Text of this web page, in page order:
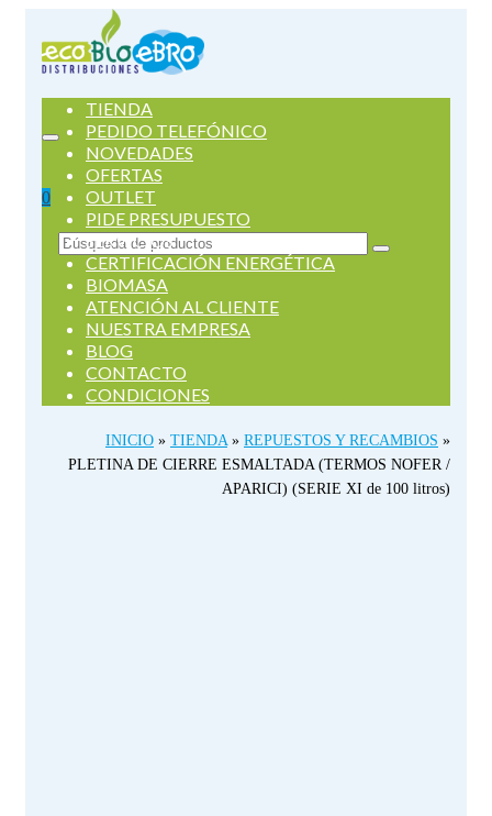
0
Buscar
por:
TIENDA
PEDIDO TELEFÓNICO
NOVEDADES
OFERTAS
OUTLET
PIDE PRESUPUESTO
SERVICIOS
CERTIFICACIÓN ENERGÉTICA
BIOMASA
ATENCIÓN AL CLIENTE
NUESTRA EMPRESA
BLOG
CONTACTO
CONDICIONES
INICIO » TIENDA » REPUESTOS Y RECAMBIOS »
PLETINA DE CIERRE ESMALTADA (TERMOS NOFER /
APARICI) (SERIE XI de 100 litros)